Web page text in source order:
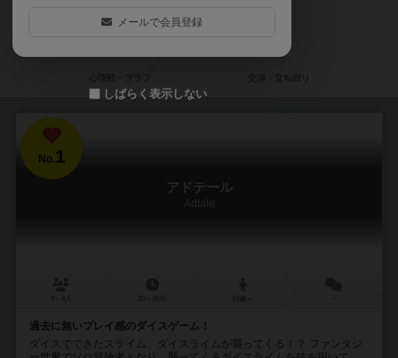
No.1
アドテール
Adtale
過去に無いプレイ感のダイスゲーム！
ダイスでできたスライム、ダイスライムが襲ってくる！？ ファンタジ
メールで会員登録
しばらく表示しない